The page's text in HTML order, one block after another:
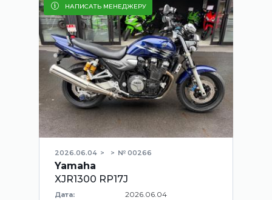
НАПИСАТЬ МЕНЕДЖЕРУ
2026.06.04 № 00266
Yamaha
XJR1300 RP17J
Дата: 2026.06.04